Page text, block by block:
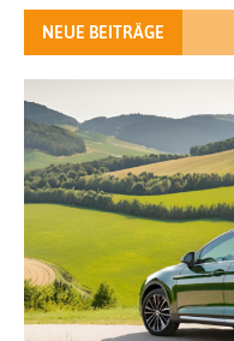
NEUE BEITRÄGE